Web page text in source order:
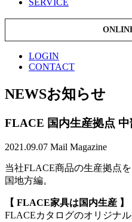
LOGIN
CONTACT
NEWSお知らせ
FLACE 国内生産拠点
2021.09.07 Mail Magazine
当社FLACE商品の生産拠点
国地方編。
【 FLACE家具は国内生産 】
FLACEカタログのオリジナ